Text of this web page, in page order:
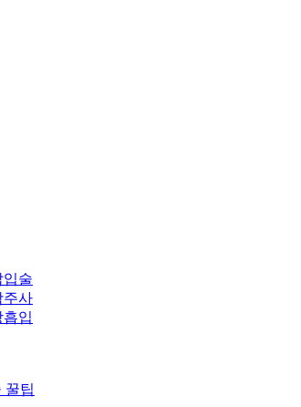
입술
주사
입
꿀팁